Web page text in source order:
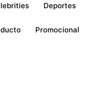
Deportes
Promocional